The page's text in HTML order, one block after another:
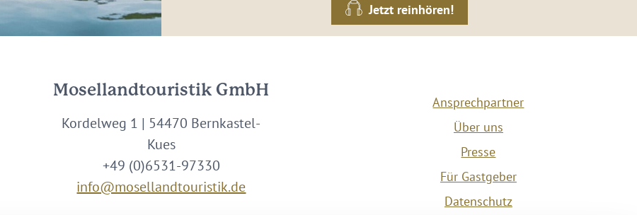
Jetzt reinhören!
Mosellandtouristik GmbH
Kordelweg 1 | 54470 Bernkastel-
Kues
+49 (0)6531-97330
info@mosellandtouristik.de
Ansprechpartner
Über uns
Presse
Für Gastgeber
Datenschutz